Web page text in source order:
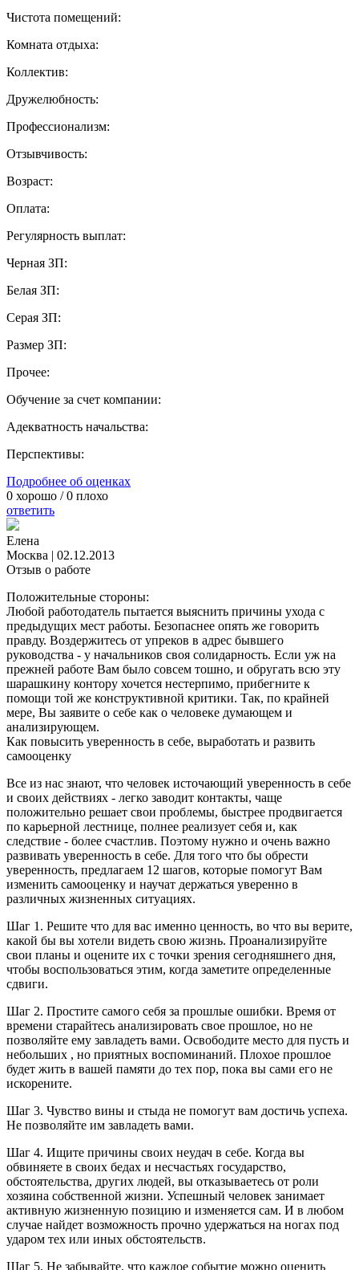
Чистота помещений:
Комната отдыха:
Коллектив:
Дружелюбность:
Профессионализм:
Отзывчивость:
Возраст:
Оплата:
Регулярность выплат:
Черная ЗП:
Белая ЗП:
Серая ЗП:
Размер ЗП:
Прочее:
Обучение за счет компании:
Адекватность начальства:
Перспективы:
Подробнее об оценках
0 хорошо /0 плохо
ответить
Елена
Москва | 02.12.2013
Отзыв о работе
Положительные стороны:
Любой работодатель пытается выяснить причины ухода с
предыдущих мест работы. Безопаснее опять же говорить
правду. Воздержитесь от упреков в адрес бывшего
руководства - у начальников своя солидарность. Если уж на
прежней работе Вам было совсем тошно, и обругать всю эту
шарашкину контору хочется нестерпимо, прибегните к
помощи той же конструктивной критики. Так, по крайней
мере, Вы заявите о себе как о человеке думающем и
анализирующем.
Как повысить уверенность в себе, выработать и развить
самооценку
Все из нас знают, что человек источающий уверенность в себе
и своих действиях - легко заводит контакты, чаще
положительно решает свои проблемы, быстрее продвигается
по карьерной лестнице, полнее реализует себя и, как
следствие - более счастлив. Поэтому нужно и очень важно
развивать уверенность в себе. Для того что бы обрести
уверенность, предлагаем 12 шагов, которые помогут Вам
изменить самооценку и научат держаться уверенно в
различных жизненных ситуациях.
Шаг 1. Решите что для вас именно ценность, во что вы верите,
какой бы вы хотели видеть свою жизнь. Проанализируйте
свои планы и оцените их с точки зрения сегодняшнего дня,
чтобы воспользоваться этим, когда заметите определенные
сдвиги.
Шаг 2. Простите самого себя за прошлые ошибки. Время от
времени старайтесь анализировать свое прошлое, но не
позволяйте ему завладеть вами. Освободите место для пусть и
небольших , но приятных воспоминаний. Плохое прошлое
будет жить в вашей памяти до тех пор, пока вы сами его не
искорените.
Шаг 3. Чувство вины и стыда не помогут вам достичь успеха.
Не позволяйте им завладеть вами.
Шаг 4. Ищите причины своих неудач в себе. Когда вы
обвиняете в своих бедах и несчастьях государство,
обстоятельства, других людей, вы отказываетесь от роли
хозяина собственной жизни. Успешный человек занимает
активную жизненную позицию и изменяется сам. И в любом
случае найдет возможность прочно удержаться на ногах под
ударом тех или иных обстоятельств.
Шаг 5. Не забывайте, что каждое событие можно оценить